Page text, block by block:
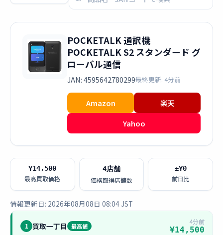
POCKETALK 通訳機
POCKETALK S2 スタンダード グ
ローバル通信
JAN: 4595642780299最終更新: 4分前
Amazon
楽天
Yahoo
¥14,500
最高買取価格
4店舗
価格取得店舗数
±¥0
前日比
情報更新日: 2026年08月08日 08:04 JST
1 買取一丁目 最高値
4分前
¥14,500